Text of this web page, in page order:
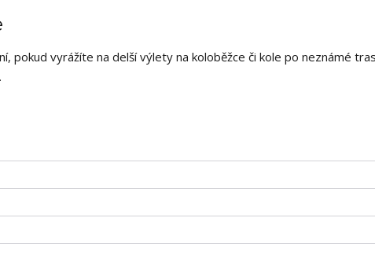
pokud vyrážíte na delší výlety na koloběžce či kole po neznámé